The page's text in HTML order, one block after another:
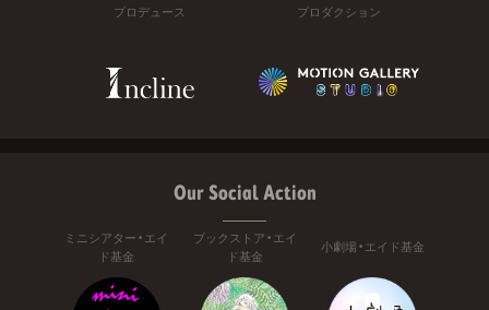
プロデュース プロダクション
Our Social Action
ミニシアター・エイ
ド基金
ブックストア・エイ
ド基金
小劇場・エイド基金